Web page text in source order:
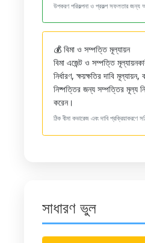
উপকরণ পরিকল্পনা ও প্রকল্প সফলতার জন্য
💰 বিমা ও সম্পত্তি মূল্যায়ন
বিমা এজেন্ট ও সম্পত্তি
নির্ধারণ, ক্ষয়ক্ষতির দাবি মূল্যায়ন,
নিষ্পত্তির জন্য সম্পত্তির মূল্য
করেন।
ঠিক বীমা কভারেজ এবং দাবি প্রক্রিয়াকরণে
সাধারণ ভুল